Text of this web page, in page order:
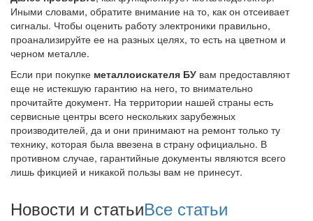
Иными словами, обратите внимание на то, как он отсеивает
сигналы. Чтобы оценить работу электроники правильно,
проанализируйте ее на разных целях, то есть на цветном и
черном металле.
Если при покупке металлоискателя БУ вам предоставляют
еще не истекшую гарантию на него, то внимательно
прочитайте документ. На территории нашей страны есть
сервисные центры всего нескольких зарубежных
производителей, да и они принимают на ремонт только ту
технику, которая была ввезена в страну официально. В
противном случае, гарантийные документы являются всего
лишь фикцией и никакой пользы вам не принесут.
Новости и статьиВсе статьи